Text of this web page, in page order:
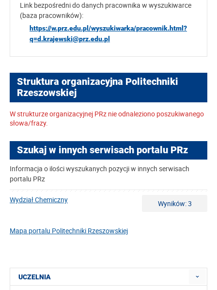
Link bezpośredni do danych pracownika w wyszukiwarce
(baza pracowników):
https://w.prz.edu.pl/wyszukiwarka/pracownik.html?
q=d.krajewski@prz.edu.pl
Struktura organizacyjna Politechniki
Rzeszowskiej
W strukturze organizacyjnej PRz nie odnaleziono poszukiwanego
słowa/frazy.
Szukaj w innych serwisach portalu PRz
Informacja o ilości wyszukanych pozycji w innych serwisach
portalu PRz
Wydział Chemiczny Wyników: 3
Mapa portalu Politechniki Rzeszowskiej
UCZELNIA